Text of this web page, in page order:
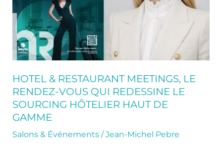
HOTEL & RESTAURANT MEETINGS, LE
RENDEZ-VOUS QUI REDESSINE LE
SOURCING HÔTELIER HAUT DE
GAMME
Salons & Événements/Jean-Michel Pebre
vous
qui
redessine
le
sourcing
haut
de
gamme